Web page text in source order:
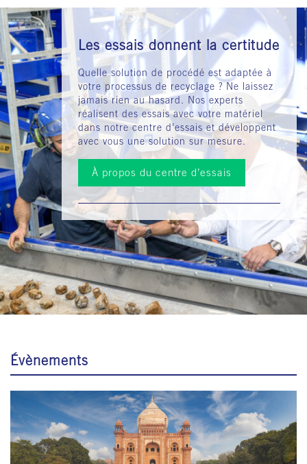
Les essais donnent la certitude
Quelle solution de procédé est adaptée à
votre processus de recyclage ? Ne laissez
jamais rien au hasard. Nos experts
réalisent des essais avec votre matériel
dans notre centre d’essais et développent
avec vous une solution sur mesure.
À propos du centre d’essais
Évènements